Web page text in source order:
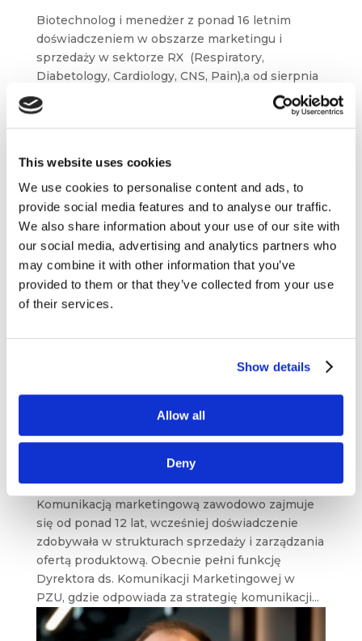
This website uses cookies
We use cookies to personalise content and ads, to
provide social media features and to analyse our traffic.
We also share information about your use of our site with
our social media, advertising and analytics partners who
may combine it with other information that you’ve
provided to them or that they’ve collected from your use
of their services.
Show details
Allow all
Deny
Biotechnolog i menedżer z ponad 16 letnim
doświadczeniem w obszarze marketingu i
sprzedaży w sektorze RX (Respiratory,
Diabetology, Cardiology, CNS, Pain),a od sierpnia
2021 jest odpowiedzialny za portolio produktów
OTC w Teva. Głowne sfery kompetencji
obejmują...
Agnieszka Rzepkowska
Komunikacją marketingową zawodowo zajmuje
się od ponad 12 lat, wcześniej doświadczenie
zdobywała w strukturach sprzedaży i zarządzania
ofertą produktową. Obecnie pełni funkcję
Dyrektora ds. Komunikacji Marketingowej w
PZU, gdzie odpowiada za strategię komunikacji...